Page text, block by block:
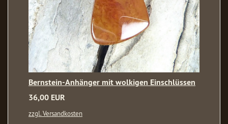
Bernstein-Anhänger mit wolkigen Einschlüssen
36,00 EUR
zzgl. Versandkosten